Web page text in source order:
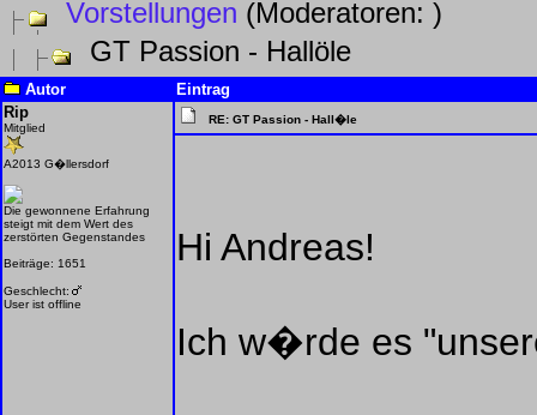
Vorstellungen (Moderatoren: )
GT Passion - Hallöle
Autor
Eintrag
Rip
Mitglied
A2013 G�llersdorf
Die gewonnene Erfahrung
steigt mit dem Wert des
zerstörten Gegenstandes
Beiträge: 1651
Geschlecht:
User ist offline
RE: GT Passion - Hall�le
Hi Andreas!
Ich w�rde es